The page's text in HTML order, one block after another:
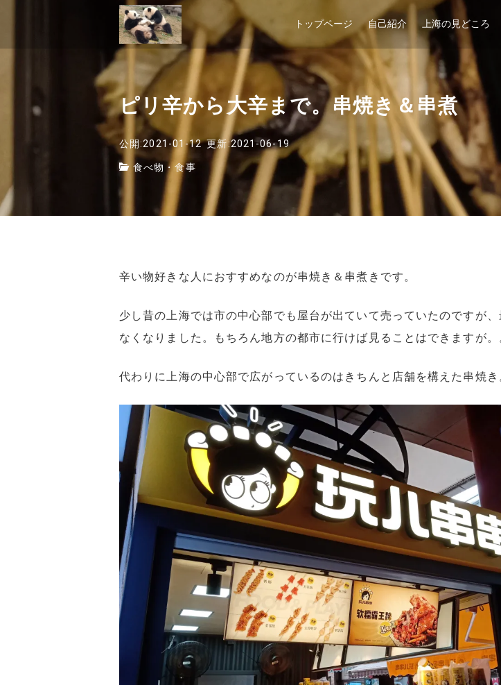
トップページ 自己紹介 上海の見どころ
ピリ辛から大辛まで。串焼き＆串煮
公開:2021-01-12 更新:2021-06-19
食べ物・食事
辛い物好きな人におすすめなのが串焼き＆串煮きです。
少し昔の上海では市の中心部でも屋台が出ていて売っていたのですが
なくなりました。もちろん地方の都市に行けば見ることはできますが。
代わりに上海の中心部で広がっているのはきちんと店舗を構えた串焼き